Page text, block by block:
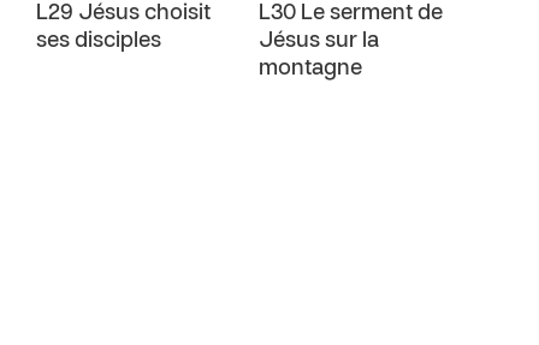
L29 Jésus choisit
ses disciples
L30 Le serment de
Jésus sur la
montagne